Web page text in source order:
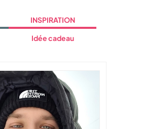
INSPIRATION
Idée cadeau